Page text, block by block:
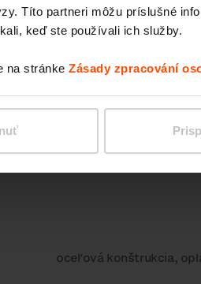
Títo partneri môžu príslušné
keď ste používali ich služby.
na stránke Zásady zpracování
Premiestniteľný s
koliečok
oceľová konštrukcia,